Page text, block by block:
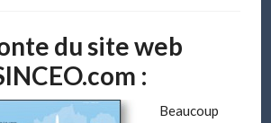
du site web
:
Beaucoup